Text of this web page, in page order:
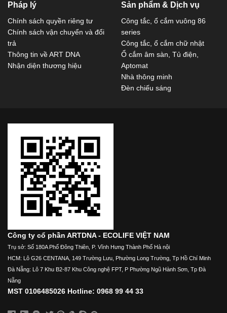
Pháp lý
Chính sách quyền riêng tư
Chính sách vận chuyển và đổi
trả
Thông tin về ART DNA
Nhận diện thương hiệu
Sản phẩm & Dịch vụ
Công tắc, ổ cắm vuông 86
series
Công tắc, ổ cắm chữ nhật
Ổ cắm âm sàn, Tủ điện,
Aptomat
Nhà thông minh
Đèn chiếu sáng
Công ty cổ phần ARTDNA - ECOLIFE VIỆT NAM
Trụ sở: Số 180A Phố Đông Thiên, P. Vĩnh Hưng Thành Phố Hà nội
HCM: Lô G26 CENTANA, 149 Trường Lưu, Phường Long Trường, Tp Hồ Chí Minh
Đà Nẵng: Lô 7 Khu B2-87 Khu Công nghệ FPT, P Phường Ngũ Hành Sơn, Tp Đà
Nẵng
MST 0106485026 Hotline: 0968 99 44 33